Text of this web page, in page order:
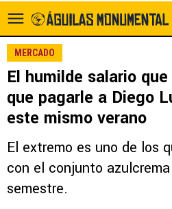
MERCADO
El humilde salario
que pagarle a Diego
este mismo verano
El extremo es uno de los
con el conjunto
semestre.